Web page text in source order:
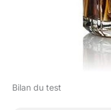
Bilan du test